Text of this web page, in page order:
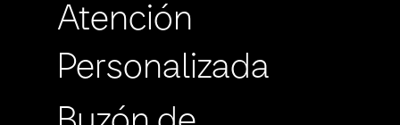
Atención
Personalizada